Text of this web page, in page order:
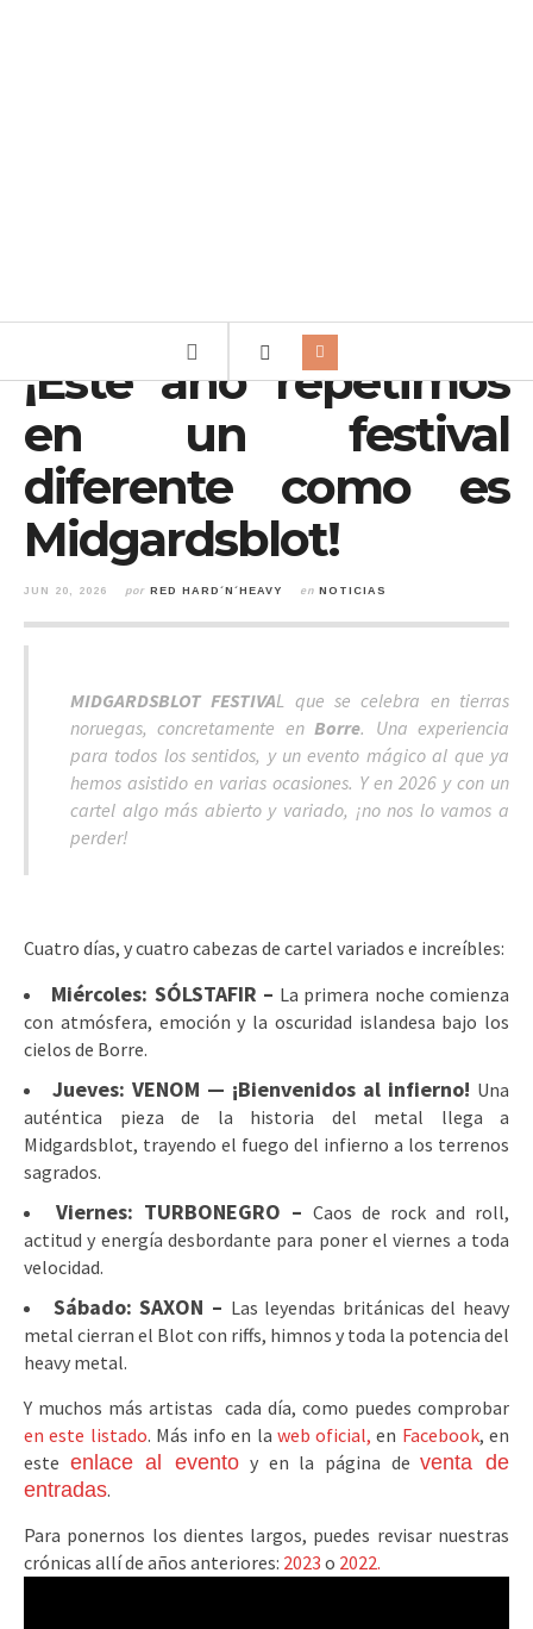
¡Este año repetimos
en un festival
diferente como es
Midgardsblot!
JUN 20, 2026 por RED HARD´N´HEAVY en NOTICIAS
MIDGARDSBLOT FESTIVAL que se celebra en tierras
noruegas, concretamente enBorre. Una experiencia
para todos los sentidos, y un evento mágico al que ya
hemos asistido en varias ocasiones. Y en 2026 y con un
cartel algo más abierto y variado, ¡no nos lo vamos a
perder!
Cuatro días, y cuatro cabezas de cartel variados e increíbles:
Miércoles: SÓLSTAFIR – La primera noche comienza
con atmósfera, emoción y la oscuridad islandesa bajo los
cielos de Borre.
Jueves: VENOM — ¡Bienvenidos al infierno! Una
auténtica pieza de la historia del metal llega a
Midgardsblot, trayendo el fuego del infierno a los terrenos
sagrados.
Viernes: TURBONEGRO – Caos de rock and roll,
actitud y energía desbordante para poner el viernes a toda
velocidad.
Sábado: SAXON – Las leyendas británicas del heavy
metal cierran el Blot con riffs, himnos y toda la potencia del
heavy metal.
Y muchos más artistas cada día, como puedes comprobar
en este listado. Más info en la web oficial, en Facebook, en
este enlace al evento y en la página deventa de
entradas.
Para ponernos los dientes largos, puedes revisar nuestras
crónicas allí de años anteriores: 2023 o 2022.